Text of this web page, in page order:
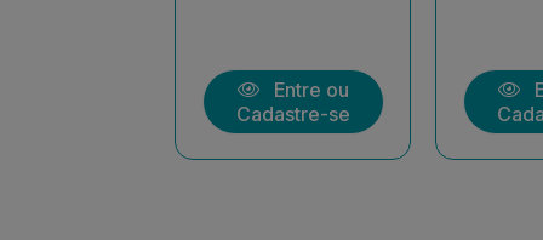
Entre ou
Cadastre-se